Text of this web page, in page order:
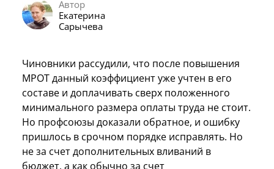
Автор
Екатерина
Сарычева
Чиновники рассудили, что после повышения
МРОТ данный коэффициент уже учтен в его
составе и доплачивать сверх положенного
минимального размера оплаты труда не стоит.
Но профсоюзы доказали обратное, и ошибку
пришлось в срочном порядке исправлять. Но
не за счет дополнительных вливаний в
бюджет, а как обычно за счет